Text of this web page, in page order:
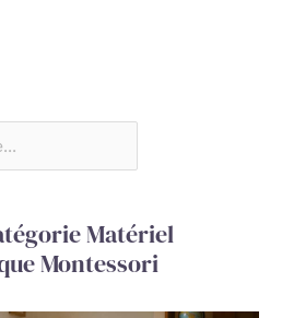
Matériel
Montessori